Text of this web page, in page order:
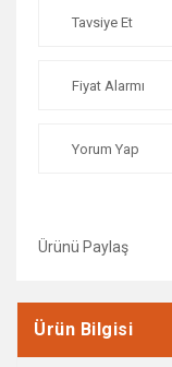
Tavsiye Et
Fiyat Alarmı
Yorum Yap
Ürünü Paylaş
Ürün Bilgisi